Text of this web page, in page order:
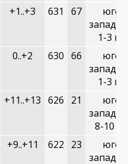
+1..+3 631 67
юго-
1-3 м/
0..+2 630 66
юго-
1-3 м/
+11..+13 626 21
юго-
8-10
+9..+11 622 23
юго-